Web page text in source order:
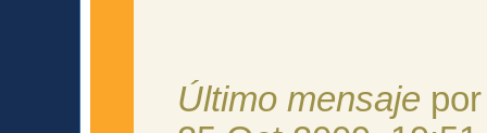
Último mensaje